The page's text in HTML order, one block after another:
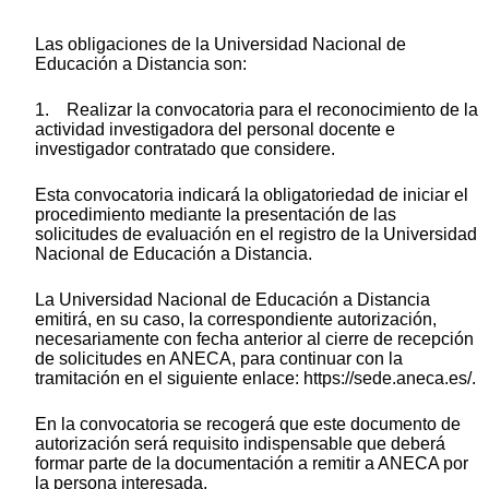
Las obligaciones de la Universidad Nacional de
Educación a Distancia son:
1. Realizar la convocatoria para el reconocimiento de la
actividad investigadora del personal docente e
investigador contratado que considere.
Esta convocatoria indicará la obligatoriedad de iniciar el
procedimiento mediante la presentación de las
solicitudes de evaluación en el registro de la Universidad
Nacional de Educación a Distancia.
La Universidad Nacional de Educación a Distancia
emitirá, en su caso, la correspondiente autorización,
necesariamente con fecha anterior al cierre de recepción
de solicitudes en ANECA, para continuar con la
tramitación en el siguiente enlace: https://sede.aneca.es/.
En la convocatoria se recogerá que este documento de
autorización será requisito indispensable que deberá
formar parte de la documentación a remitir a ANECA por
la persona interesada.